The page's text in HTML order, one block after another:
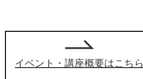
イベント・講座概要はこちら